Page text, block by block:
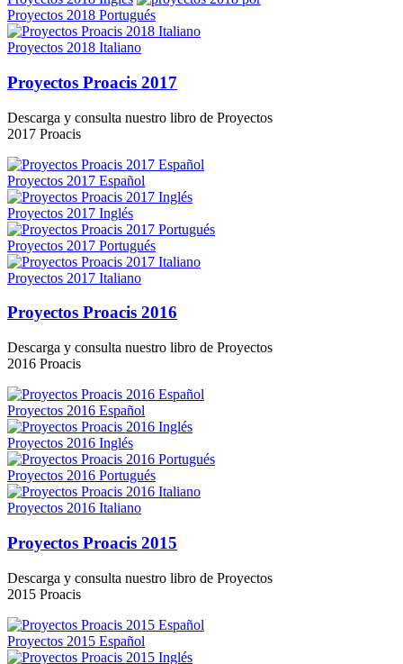
Proyectos 2018 Portugués
Proyectos 2018 Italiano
Proyectos Proacis 2017
Descarga y consulta nuestro libro de Proyectos
2017 Proacis
Proyectos 2017 Español
Proyectos 2017 Inglés
Proyectos 2017 Portugués
Proyectos 2017 Italiano
Proyectos Proacis 2016
Descarga y consulta nuestro libro de Proyectos
2016 Proacis
Proyectos 2016 Español
Proyectos 2016 Inglés
Proyectos 2016 Portugués
Proyectos 2016 Italiano
Proyectos Proacis 2015
Descarga y consulta nuestro libro de Proyectos
2015 Proacis
Proyectos 2015 Español